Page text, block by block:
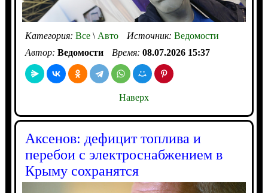
Категория: Все\Авто Источник: Ведомости
Автор: Ведомости Время: 08.07.2026 15:37
Наверх
Аксенов: дефицит топлива и
перебои с электроснабжением в
Крыму сохранятся